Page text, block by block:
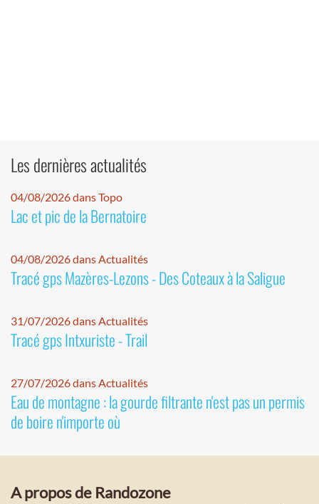
Les dernières actualités
04/08/2026 dans Topo
Lac et pic de la Bernatoire
04/08/2026 dans Actualités
Tracé gps Mazères-Lezons - Des Coteaux à la Saligue
31/07/2026 dans Actualités
Tracé gps Intxuriste - Trail
27/07/2026 dans Actualités
Eau de montagne : la gourde filtrante n'est pas un permis
de boire n'importe où
A propos de Randozone